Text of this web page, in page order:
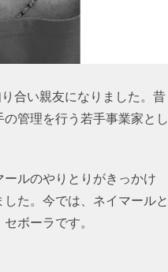
合い親友になりました。昔
管理を行う若手事業家とし
ルのやりとりがきっかけ
た。今では、ネイマールと
ボーラです。